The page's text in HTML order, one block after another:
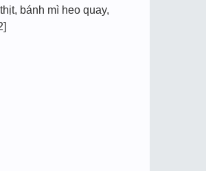
bánh mì heo quay,